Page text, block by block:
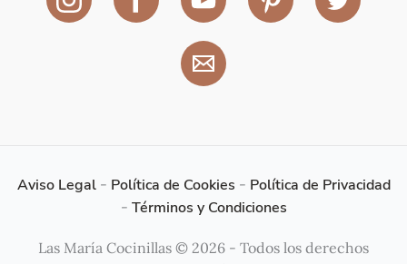
Aviso Legal- Política de Cookies - Política de Privacidad
- Términos y Condiciones
Las María Cocinillas © 2026 - Todos los derechos